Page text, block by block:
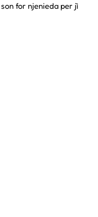
for njenieda per jì